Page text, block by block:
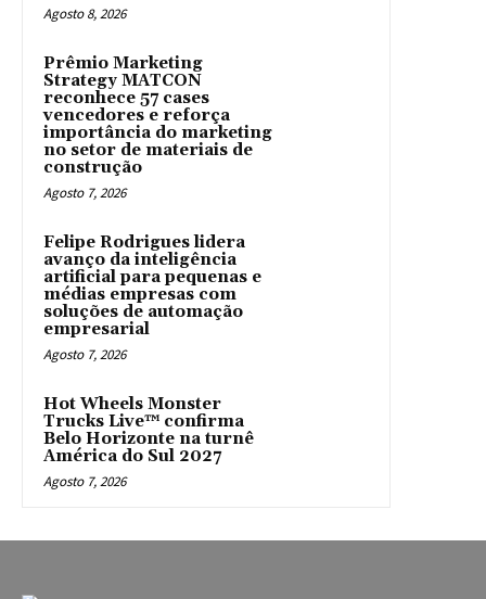
Agosto 8, 2026
Prêmio Marketing
Strategy MATCON
reconhece 57 cases
vencedores e reforça
importância do marketing
no setor de materiais de
construção
Agosto 7, 2026
Felipe Rodrigues lidera
avanço da inteligência
artificial para pequenas e
médias empresas com
soluções de automação
empresarial
Agosto 7, 2026
Hot Wheels Monster
Trucks Live™ confirma
Belo Horizonte na turnê
América do Sul 2027
Agosto 7, 2026